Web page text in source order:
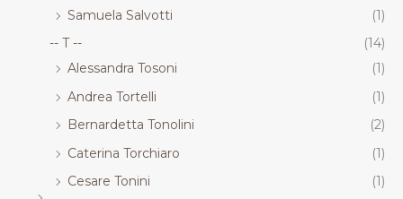
Samuela Salvotti
(1)
-- T --
(14)
Alessandra Tosoni
(1)
Andrea Tortelli
(1)
Bernardetta Tonolini
(2)
Caterina Torchiaro
(1)
Cesare Tonini
(1)